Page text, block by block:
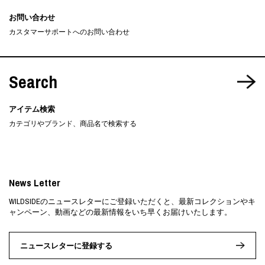
お問い合わせ
カスタマーサポートへのお問い合わせ
Search
アイテム検索
カテゴリやブランド、商品名で検索する
News Letter
WILDSIDEのニュースレターにご登録いただくと、最新コレクションやキ
ャンペーン、動画などの最新情報をいち早くお届けいたします。
ニュースレターに登録する